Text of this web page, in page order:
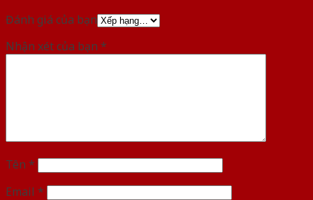
Đánh giá của bạn
Nhận xét của bạn *
Tên *
Email *